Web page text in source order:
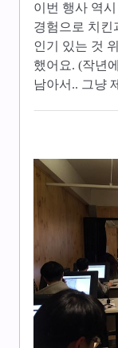
이번 행사 역
경험으로 치킨
인기 있는 것
했어요. (작년
남아서.. 그냥